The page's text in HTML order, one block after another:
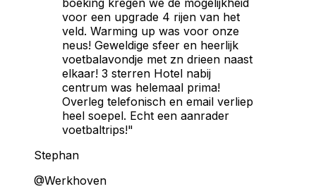
voor een upgrade 4 rijen van het
veld. Warming up was voor onze
neus! Geweldige sfeer en heerlijk
voetbalavondje met zn drieen naast
elkaar! 3 sterren Hotel nabij
centrum was helemaal prima!
Overleg telefonisch en email verliep
heel soepel. Echt een aanrader
voetbaltrips!"
Stephan
@Werkhoven